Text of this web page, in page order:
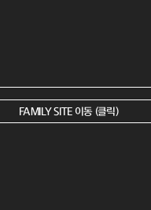
FAMILY SITE 이동 (클릭)